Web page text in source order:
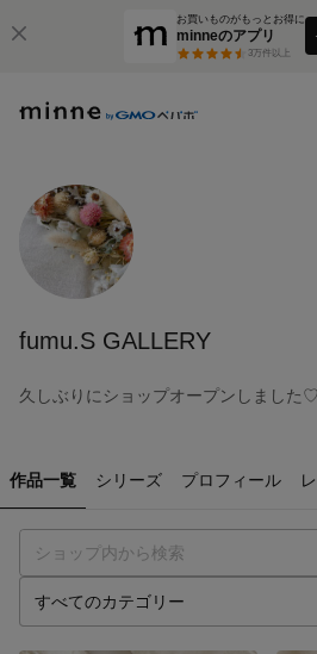
お買いものがもっとお得に
minneのアプリ
3万件以上
fumu.S GALLERY
久しぶりにショップオープンしまし
作品一覧 シリーズ プロフィール